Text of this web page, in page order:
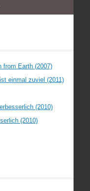
from Earth (2007)
einmal zuviel (2011)
(2010)
(2010)